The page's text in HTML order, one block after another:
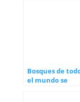
Bosques de
el mundo se